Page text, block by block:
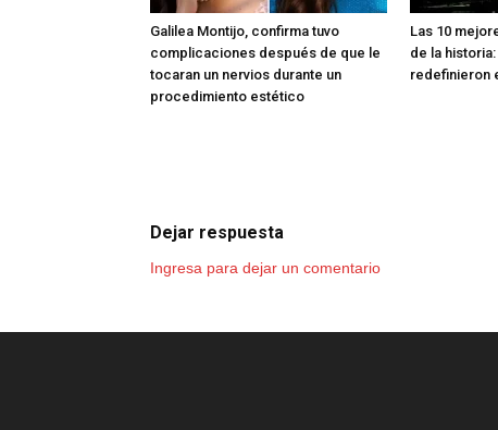
Galilea Montijo, confirma tuvo
complicaciones después de que le
tocaran un nervios durante un
procedimiento estético
Las 10
de la
redefinieron
Dejar respuesta
Ingresa para dejar un comentario